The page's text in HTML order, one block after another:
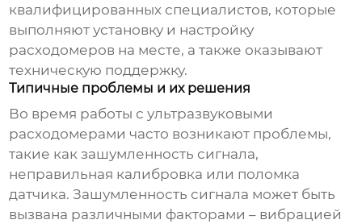
квалифицированных специалистов, которые
выполняют установку и настройку
расходомеров на месте, а также оказывают
техническую поддержку.
Типичные проблемы и их решения
Во время работы сультразвуковыми
расходомерами часто возникают проблемы,
такие как зашумленность сигнала,
неправильная калибровка или поломка
датчика. Зашумленность сигнала может быть
вызвана различными факторами – вибрацией